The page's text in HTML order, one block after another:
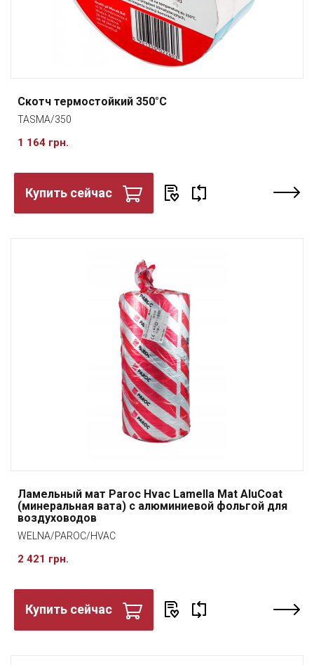
Скотч термостойкий 350°C
TASMA/350
1 164 грн.
Купить сейчас
Ламельный мат Paroc Hvac Lamella Mat AluCoat
(минеральная вата) с алюминиевой фольгой для
воздуховодов
WELNA/PAROC/HVAC
2 421 грн.
Купить сейчас